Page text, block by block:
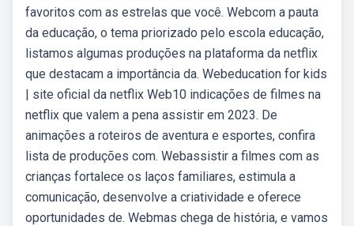
favoritos com as estrelas que você. Webcom a pauta
da educação, o tema priorizado pelo escola educação,
listamos algumas produções na plataforma da netflix
que destacam a importância da. Webeducation for kids
| site oficial da netflix Web10 indicações de filmes na
netflix que valem a pena assistir em 2023. De
animações a roteiros de aventura e esportes, confira
lista de produções com. Webassistir a filmes com as
crianças fortalece os laços familiares, estimula a
comunicação, desenvolve a criatividade e oferece
oportunidades de. Webmas chega de história, e vamos